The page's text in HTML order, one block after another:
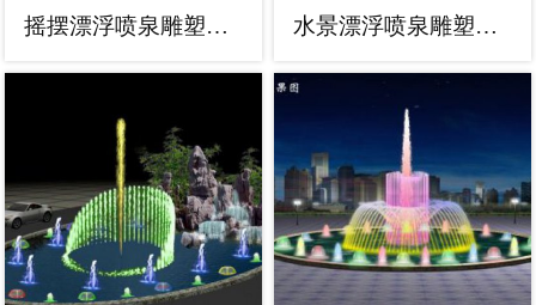
摇摆漂浮喷泉雕塑，水景艺术喷泉雕塑预定 水景漂浮喷泉雕塑，水景艺术喷泉雕塑制作